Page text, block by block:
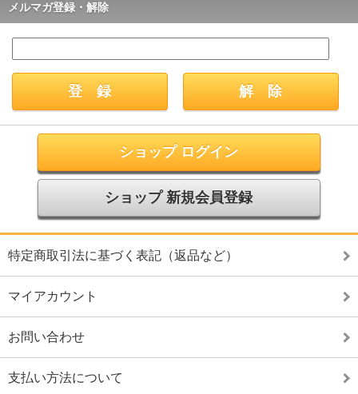
メルマガ登録・解除
ショップ ログイン
ショップ 新規会員登録
特定商取引法に基づく表記（返品など）
マイアカウント
お問い合わせ
支払い方法について